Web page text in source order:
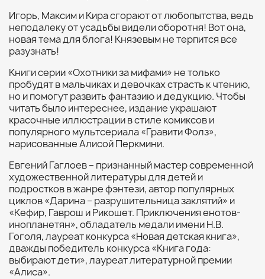
Игорь, Максим и Кира сгорают от любопытства, ведь
неподалеку от усадьбы видели оборотня! Вот она,
новая тема для блога! Князевым не терпится все
разузнать!
Книги серии «Охотники за мифами» не только
пробудят в мальчиках и девочках страсть к чтению,
но и помогут развить фантазию и дедукцию. Чтобы
читать было интереснее, издание украшают
красочные иллюстрации в стиле комиксов и
популярного мультсериала «Гравити Фолз»,
нарисованные Алисой Перкмини.
Евгений Гаглоев – признанный мастер современной
художественной литературы для детей и
подростков в жанре фэнтези, автор популярных
циклов «Дарина – разрушительница заклятий» и
«Кефир, Гаврош и Рикошет. Приключения енотов-
инопланетян», обладатель медали имени Н.В.
Гоголя, лауреат конкурса «Новая детская книга»,
дважды победитель конкурса «Книга года:
выбирают дети», лауреат литературной премии
«Алиса».